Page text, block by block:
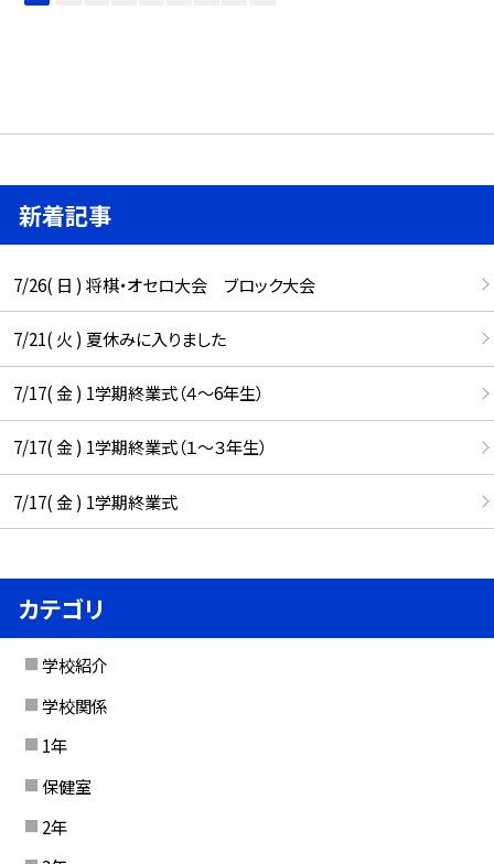
新着記事
7/26( 日 ) 将棋・オセロ大会 ブロック大会
7/21( 火 ) 夏休みに入りました
7/17( 金 ) 1学期終業式（４～6年生）
7/17( 金 ) 1学期終業式（１～３年生）
7/17( 金 ) 1学期終業式
カテゴリ
学校紹介
学校関係
1年
保健室
2年